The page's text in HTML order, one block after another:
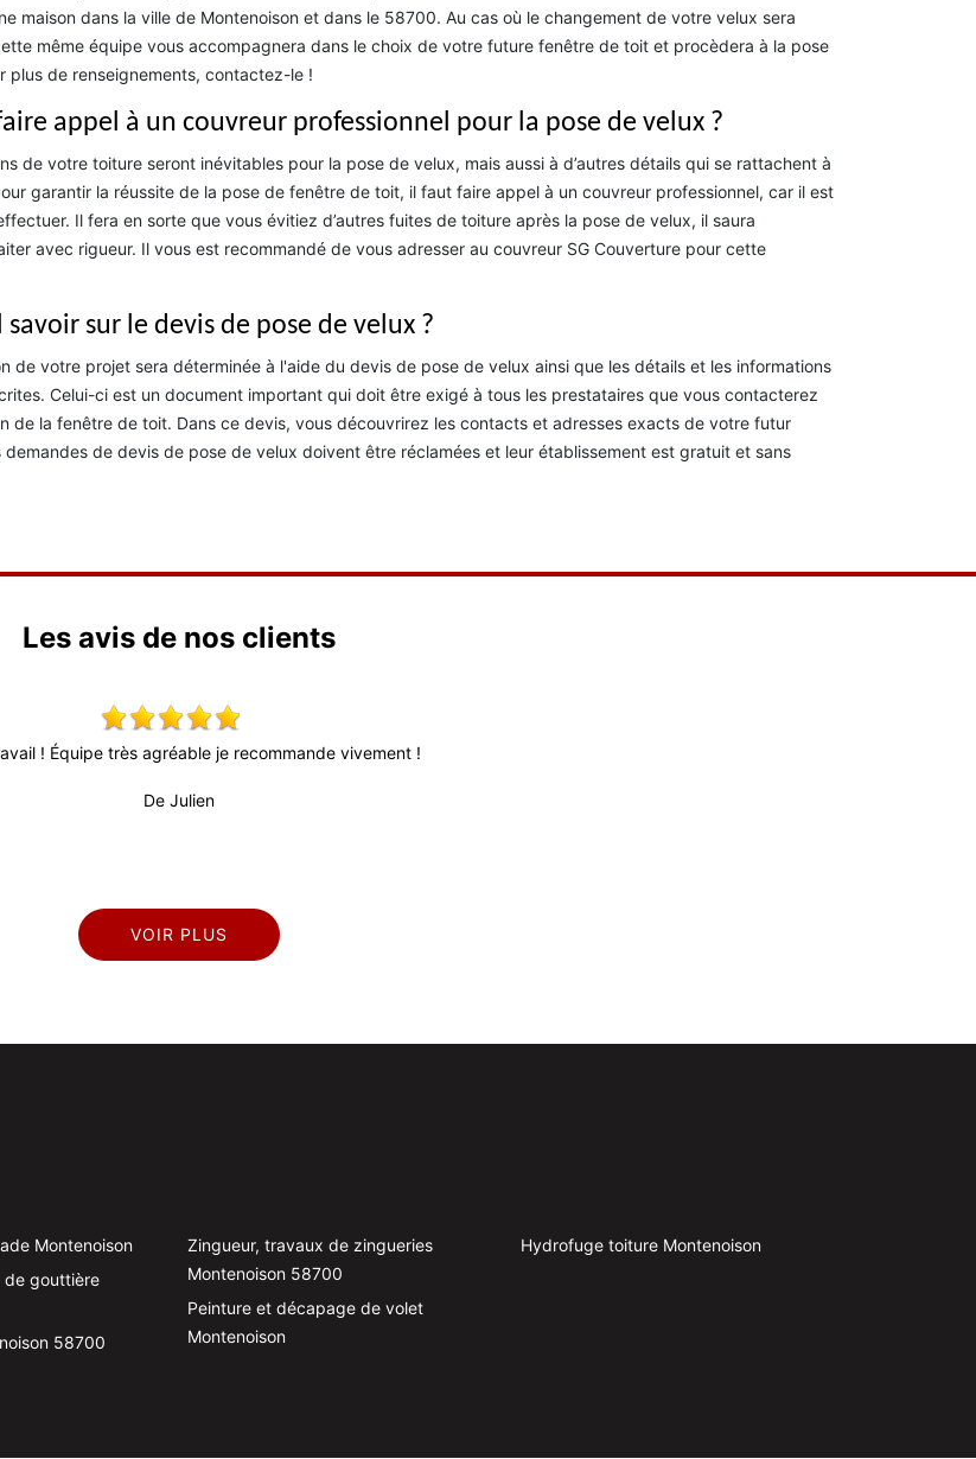
maison dans la ville de Montenoison et dans le 58700. Au cas où le changement de votre velux sera
même équipe vous accompagnera dans le choix de votre future fenêtre de toit et procèdera à la pose
plus de renseignements, contactez-le !
appel à un couvreur professionnel pour la pose de velux ?
de votre toiture seront inévitables pour la pose de velux, mais aussi à d’autres détails qui se rattachent à
garantir la réussite de la pose de fenêtre de toit, il faut faire appel à un couvreur professionnel, car il est
Il fera en sorte que vous évitiez d’autres fuites de toiture après la pose de velux, il saura
avec rigueur. Il vous est recommandé de vous adresser au couvreur SG Couverture pour cette
sur le devis de pose de velux ?
de votre projet sera déterminée à l'aide du devis de pose de velux ainsi que les détails et les informations
Celui-ci est un document important qui doit être exigé à tous les prestataires que vous contacterez
de la fenêtre de toit. Dans ce devis, vous découvrirez les contacts et adresses exacts de votre futur
demandes de devis de pose de velux doivent être réclamées et leur établissement est gratuit et sans
Les avis de nos clients
! Équipe très agréable je recommande vivement !
De Julien
VOIR PLUS
Montenoison
de gouttière
58700
Zingueur, travaux de zingueries
Montenoison 58700
Peinture et décapage de volet
Montenoison
Hydrofuge toiture Montenoison